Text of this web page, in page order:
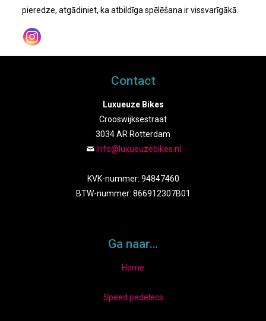
pieredze, atgādiniet, ka atbildīga spēlēšana ir vissvarīgākā.
Contact
Luxueuze Bikes
Crooswijksestraat
3034 AR Rotterdam
Info@luxueuzebikes.nl
KVK-nummer: 94847460
BTW-nummer: 866912307B01
Ga naar…
Home
Speed pedelecs